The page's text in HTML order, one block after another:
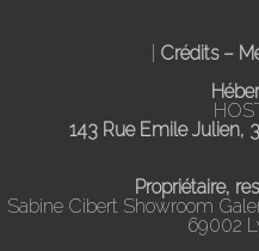
Crédits –
143 Rue Emile Julien,
Propriétaire,
Sabine Cibert Showroom
69002